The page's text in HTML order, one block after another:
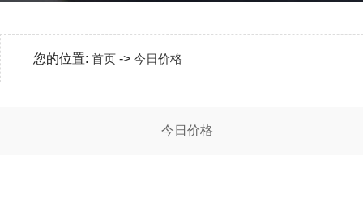
您的位置: 首页 -> 今日价格
今日价格